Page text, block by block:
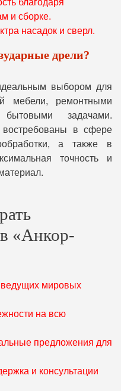
и сборке.
насадок и сверл.
дрели?
выбором для
мебели, ремонтными
задачами.
востребованы в сфере
а также в
точность и
«Анкор-
ведущих мировых
на всю
предложения для
и консультации